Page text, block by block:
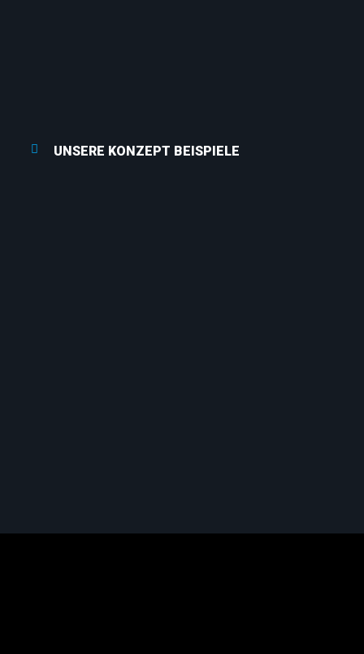
UNSERE KONZEPT BEISPIELE